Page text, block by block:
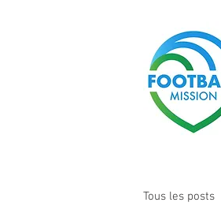
Tous les posts